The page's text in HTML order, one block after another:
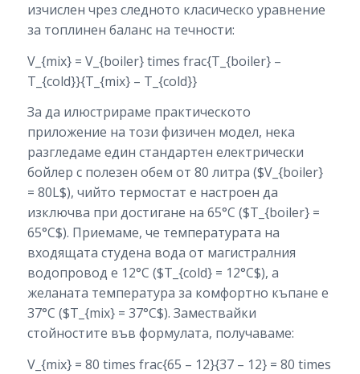
изчислен чрез следното класическо уравнение
за топлинен баланс на течности:
V_{mix} = V_{boiler} times frac{T_{boiler} –
T_{cold}}{T_{mix} – T_{cold}}
За да илюстрираме практическото
приложение на този физичен модел, нека
разгледаме един стандартен електрически
бойлер с полезен обем от 80 литра ($V_{boiler}
= 80L$), чийто термостат е настроен да
изключва при достигане на 65°C ($T_{boiler} =
65°C$). Приемаме, че температурата на
входящата студена вода от магистралния
водопровод е 12°C ($T_{cold} = 12°C$), а
желаната температура за комфортно къпане е
37°C ($T_{mix} = 37°C$). Замествайки
стойностите във формулата, получаваме:
V_{mix} = 80 times frac{65 – 12}{37 – 12} = 80 times